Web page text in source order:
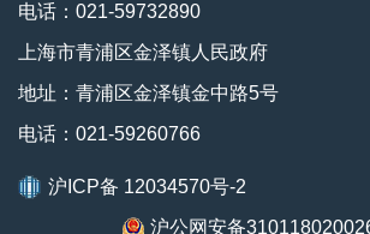
电话：021-59732890
上海市青浦区金泽镇人民政府
地址：青浦区金泽镇金中路5号
电话：021-59260766
沪ICP备 12034570号-2
沪公网安备